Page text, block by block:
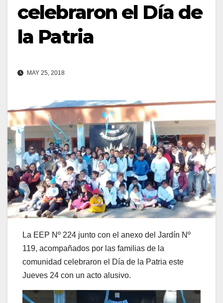
celebraron el Día de
la Patria
MAY 25, 2018
La EEP Nº 224 junto con el anexo del Jardín Nº
119, acompañados por las familias de la
comunidad celebraron el Día de la Patria este
Jueves 24 con un acto alusivo.